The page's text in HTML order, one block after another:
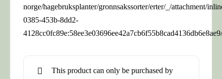
norge/hagebruksplanter/gronnsakssorter/erter/_/attachment/
0385-453b-8dd2-
This product can only be purchased by